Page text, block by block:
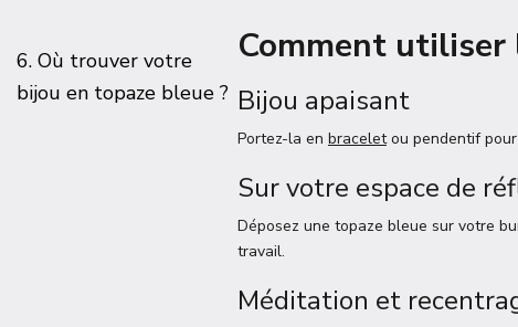
6. Où trouver votre
bijou en topaze bleue ?
Comment utiliser
Bijou apaisant
Portez-la en braceletou pendentif
Sur votre espace de
Déposez une topaze bleue sur votre
travail.
Méditation et